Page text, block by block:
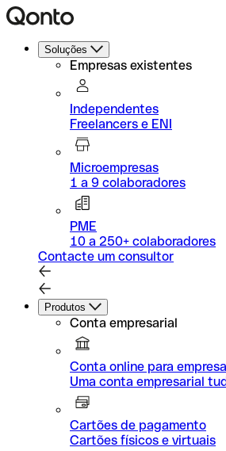
Soluções
Empresas existentes
Independentes
Freelancers e ENI
Microempresas
1 a 9 colaboradores
PME
10 a 250+ colaboradores
Contacte um consultor
Produtos
Conta empresarial
Conta online para
Uma conta empresarial
Cartões de pagamento
Cartões físicos e virtuais